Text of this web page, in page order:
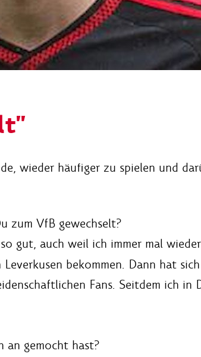
wieder häufiger zu spielen und
zum VfB gewechselt?
gut, auch weil ich immer mal
bekommen. Dann hat
Fans. Seitdem ich in
an gemocht hast?